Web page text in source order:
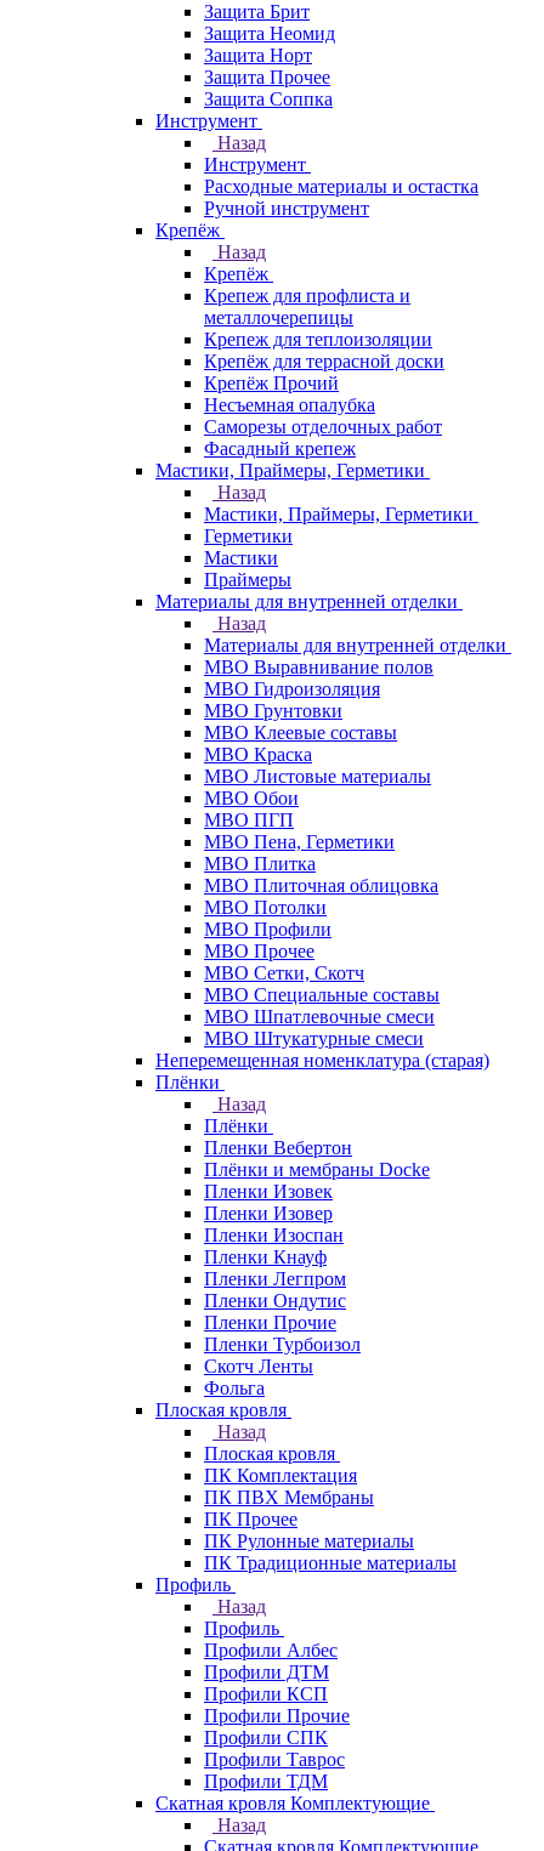
Защита Брит
Защита Неомид
Защита Норт
Защита Прочее
Защита Соппка
Инструмент
Назад
Инструмент
Расходные материалы и остастка
Ручной инструмент
Крепёж
Назад
Крепёж
Крепеж для профлиста и
металлочерепицы
Крепеж для теплоизоляции
Крепёж для террасной доски
Крепёж Прочий
Несъемная опалубка
Саморезы отделочных работ
Фасадный крепеж
Мастики, Праймеры, Герметики
Назад
Мастики, Праймеры, Герметики
Герметики
Мастики
Праймеры
Материалы для внутренней отделки
Назад
Материалы для внутренней отделки
МВО Выравнивание полов
МВО Гидроизоляция
МВО Грунтовки
МВО Клеевые составы
МВО Краска
МВО Листовые материалы
МВО Обои
МВО ПГП
МВО Пена, Герметики
МВО Плитка
МВО Плиточная облицовка
МВО Потолки
МВО Профили
МВО Прочее
МВО Сетки, Скотч
МВО Специальные составы
МВО Шпатлевочные смеси
МВО Штукатурные смеси
Неперемещенная номенклатура (старая)
Плёнки
Назад
Плёнки
Пленки Вебертон
Плёнки и мембраны Docke
Пленки Изовек
Пленки Изовер
Пленки Изоспан
Пленки Кнауф
Пленки Легпром
Пленки Ондутис
Пленки Прочие
Пленки Турбоизол
Скотч Ленты
Фольга
Плоская кровля
Назад
Плоская кровля
ПК Комплектация
ПК ПВХ Мембраны
ПК Прочее
ПК Рулонные материалы
ПК Традиционные материалы
Профиль
Назад
Профиль
Профили Албес
Профили ДТМ
Профили КСП
Профили Прочие
Профили СПК
Профили Таврос
Профили ТДМ
Скатная кровля Комплектующие
Назад
Скатная кровля Комплектующие